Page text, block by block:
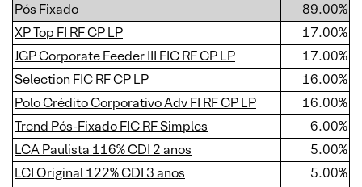
Pós Fixado
89.00%
XP Top FI RF CP LP
17.00%
JGP Corporate Feeder III FIC RF CP LP
17.00%
Selection FIC RF CP LP
16.00%
Polo Crédito Corporativo Adv FI RF CP LP
16.00%
Trend Pós-Fixado FIC RF Simples
6.00%
LCA Paulista 116% CDI 2 anos
5.00%
LCI Original 122% CDI 3 anos
5.00%